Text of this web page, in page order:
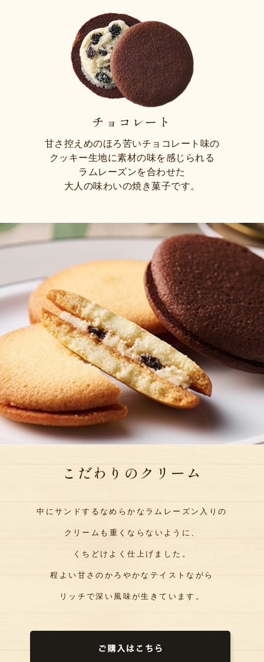
チョコレート
甘さ控えめのほろ苦いチョコレート味の
クッキー生地に素材の味を感じられる
ラムレーズンを合わせた
大人の味わいの焼き菓子です。
こだわりのクリーム
中にサンドするなめらかなラムレーズン入りの
クリームも 重くならないように、
くちどけよく仕上げました。
程よい甘さのかろやかなテイストながら
リッチで深い風味が生きています。